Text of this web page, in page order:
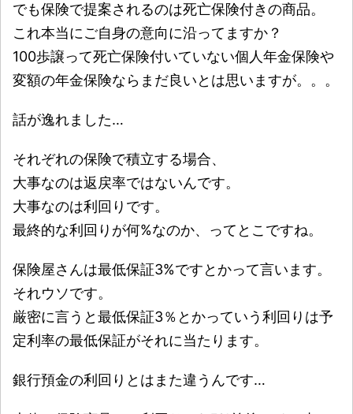
でも保険で提案されるのは死亡保険付きの商品。
これ本当にご自身の意向に沿ってますか？
100歩譲って死亡保険付いていない個人年金保険や
変額の年金保険ならまだ良いとは思いますが。。。
話が逸れました…
それぞれの保険で積立する場合、
大事なのは返戻率ではないんです。
大事なのは利回りです。
最終的な利回りが何%なのか、ってとこですね。
保険屋さんは最低保証3%ですとかって言います。
それウソです。
厳密に言うと最低保証3％とかっていう利回りは予
定利率の最低保証がそれに当たります。
銀行預金の利回りとはまた違うんです…